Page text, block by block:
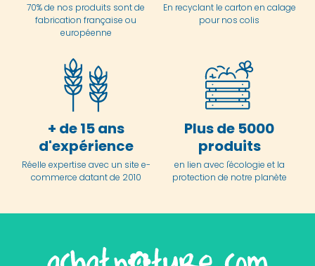
70% de nos produits sont de
fabrication française ou
européenne
En recyclant le carton en calage
pour nos colis
+ de 15 ans
d'expérience
Réelle expertise avec un site e-
commerce datant de 2010
Plus de 5000
produits
en lien avec l'écologie et la
protection de notre planète